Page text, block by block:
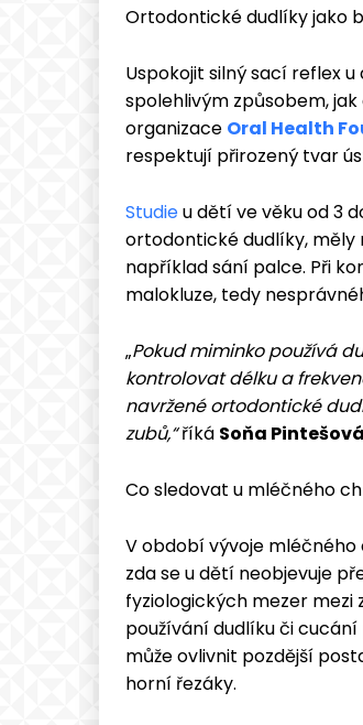
Ortodontické dudlíky jako
Uspokojit silný sací reflex
spolehlivým způsobem,
organizace Oral Health
respektují přirozený tvar
Studieu dětí ve věku od 3
ortodontické dudlíky, měly
například sání palce. Při
malokluze, tedy
„Pokud miminko používá
kontrolovat délku a
navržené ortodontické
zubů,“říká Soňa Pintešová
Co sledovat u mléčného
V období vývoje
zda se u dětí neobjevuje
fyziologických mezer mezi
používání dudlíku či
může ovlivnit pozdější
horní řezáky.